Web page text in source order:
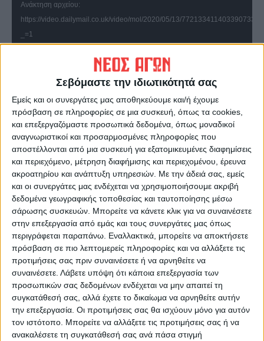
Σεβόμαστε την ιδιωτικότητά σας
Εμείς και οι συνεργάτες μας αποθηκεύουμε και/ή έχουμε
πρόσβαση σε πληροφορίες σε μια συσκευή, όπως τα cookies,
και επεξεργαζόμαστε προσωπικά δεδομένα, όπως μοναδικοί
αναγνωριστικοί και προσαρμοσμένες πληροφορίες που
αποστέλλονται από μια συσκευή για εξατομικευμένες διαφημίσεις
και περιεχόμενο, μέτρηση διαφήμισης και περιεχομένου, έρευνα
ακροατηρίου και ανάπτυξη υπηρεσιών. Με την άδειά σας, εμείς
και οι συνεργάτες μας ενδέχεται να χρησιμοποιήσουμε ακριβή
δεδομένα γεωγραφικής τοποθεσίας και ταυτοποίησης μέσω
σάρωσης συσκευών. Μπορείτε να κάνετε κλικ για να συναινέσετε
στην επεξεργασία από εμάς και τους συνεργάτες μας όπως
περιγράφεται παραπάνω. Εναλλακτικά, μπορείτε να αποκτήσετε
πρόσβαση σε πιο λεπτομερείς πληροφορίες και να αλλάξετε τις
προτιμήσεις σας πριν συναινέσετε ή να αρνηθείτε να
συναινέσετε. Λάβετε υπόψη ότι κάποια επεξεργασία των
προσωπικών σας δεδομένων ενδέχεται να μην απαιτεί τη
συγκατάθεσή σας, αλλά έχετε το δικαίωμα να αρνηθείτε αυτήν
την επεξεργασία. Οι προτιμήσεις σας θα ισχύουν μόνο για αυτόν
τον ιστότοπο. Μπορείτε να αλλάξετε τις προτιμήσεις σας ή να
ανακαλέσετε τη συγκατάθεσή σας ανά πάσα στιγμή
Ανάκτηση αρχείου:
https://video.dailymail.co.uk/video/mol/2020/05/13/
_=1
Πρόγραμμα
Αναπαραγωγής
Βίντεο
Media error: Format(s) not supported or
source(s) not found
https://video.dailymail.co.uk/video/mol/2020/05/13/
_=2
Πηγή : news247
Τελευταίες Ειδήσεις Σήμερα
Ακολούθησε την εφημερίδα ΝΕΟΣ